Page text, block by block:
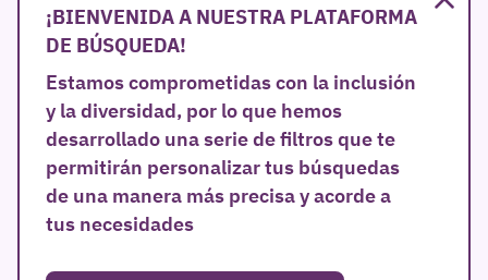
¡BIENVENIDA A NUESTRA PLATAFORMA
DE BÚSQUEDA!
Estamos comprometidas con la inclusión
y la diversidad, por lo que hemos
desarrollado una serie de filtros que te
permitirán personalizar tus búsquedas
de una manera más precisa y acorde a
tus necesidades